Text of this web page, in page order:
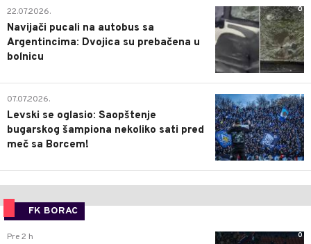
0
22.07.2026.
Navijači pucali na autobus sa
Argentincima: Dvojica su prebačena u
bolnicu
1
07.07.2026.
Levski se oglasio: Saopštenje
bugarskog šampiona nekoliko sati pred
meč sa Borcem!
FK BORAC
0
Pre 2 h